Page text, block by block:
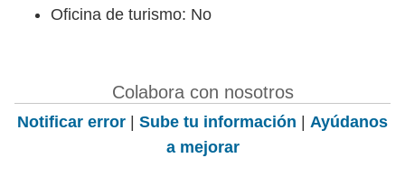
Oficina de turismo: No
Colabora con nosotros
Notificar error | Sube tu información | Ayúdanos
a mejorar